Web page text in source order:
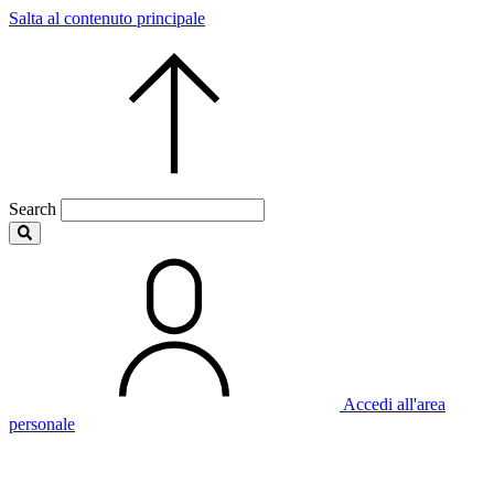
Salta al contenuto principale
Search
Accedi all'area
personale